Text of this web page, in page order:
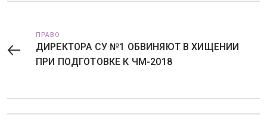
ПРАВО
ДИРЕКТОРА СУ №1 ОБВИНЯЮТ В ХИЩЕНИИ
ПРИ ПОДГОТОВКЕ К ЧМ-2018